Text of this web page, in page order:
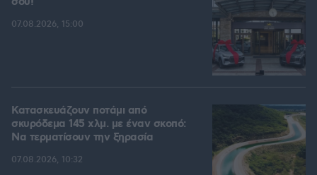
07.08.2026, 15:00
Κατασκευάζουν ποτάμι από
σκυρόδεμα 145 χλμ. με έναν σκοπό:
Να τερματίσουν την ξηρασία
07.08.2026, 10:32